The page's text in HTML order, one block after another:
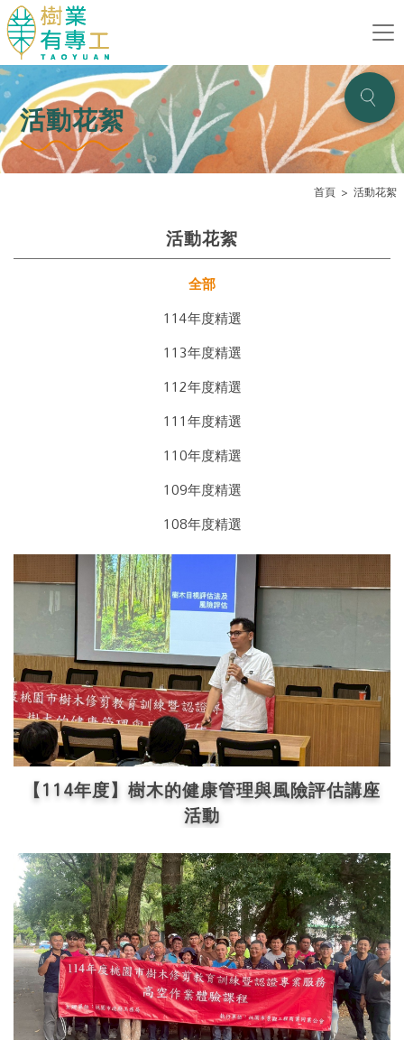
活動花絮
首頁 活動花絮
活動花絮
全部
114年度精選
113年度精選
112年度精選
111年度精選
110年度精選
109年度精選
108年度精選
【114年度】樹木的健康管理與風險評估講座
活動